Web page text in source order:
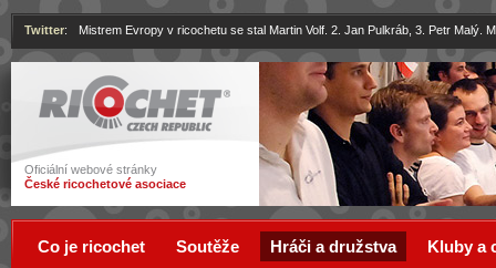
Ricochet
Oficiální webové stránky
České ricochetové asociace
Twitter: Mistrem Evropy v ricochetu se stal Martin Volf. 2. Jan Pulkráb, 3. Petr Malý.
Co je ricochet Soutěže Hráči a družstva Kluby a